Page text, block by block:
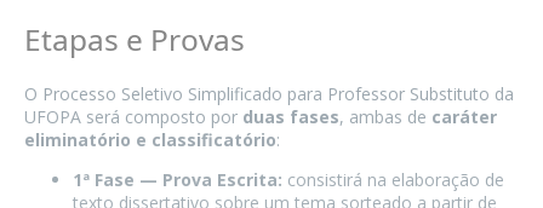
Etapas e Provas
O Processo Seletivo Simplificado para Professor Substituto da
UFOPA será composto por duas fases, ambas de caráter
eliminatório e classificatório:
1ª Fase — Prova Escrita: consistirá na elaboração de
texto dissertativo sobre um tema sorteado a partir de